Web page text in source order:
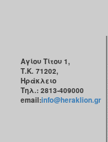
Αγίου Τίτου 1,
Τ.Κ. 71202,
Ηράκλειο
Τηλ.: 2813-409000
email:info@heraklion.gr